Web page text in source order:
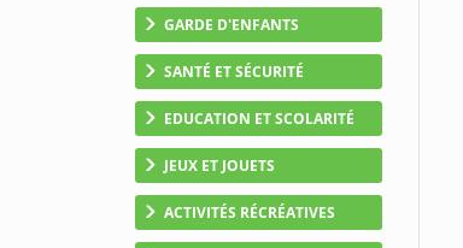
GARDE D'ENFANTS
SANTÉ ET SÉCURITÉ
EDUCATION ET SCOLARITÉ
JEUX ET JOUETS
ACTIVITÉS RÉCRÉATIVES